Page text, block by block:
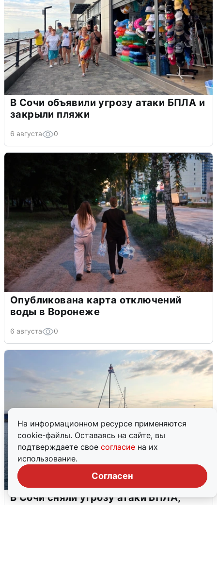
На информационном ресурсе применяются
cookie-файлы. Оставаясь на сайте, вы
подтверждаете свое согласие на их
использование.
Согласен
В Сочи объявили угрозу атаки БПЛА и
закрыли пляжи
6 августа 0
Опубликована карта отключений
воды в Воронеже
6 августа 0
В Сочи сняли угрозу атаки БПЛА,